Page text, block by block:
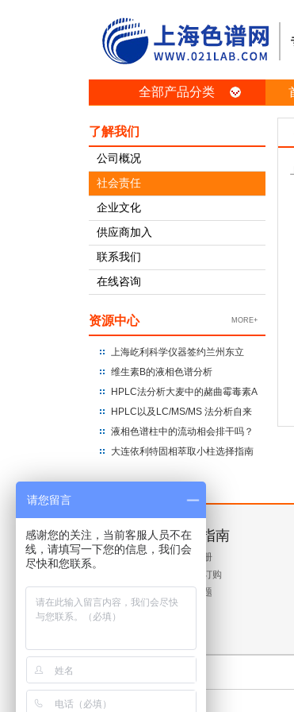
全部产品分类
了解我们
公司概况
社会责任
企业文化
供应商加入
联系我们
在线咨询
资源中心 MORE+
上海屹利科学仪器签约兰州东立
龙，成为上海区域代理商
维生素B的液相色谱分析
HPLC法分析大麦中的赭曲霉毒素A
HPLC以及LC/MS/MS 法分析自来
水中的甲醛
液相色谱柱中的流动相会排干吗？
大连依利特固相萃取小柱选择指南
新手指南
客户注册
查询与订购
常见问题
请您留言
感谢您的关注，当前客服人员不在
线，请填写一下您的信息，我们会
尽快和您联系。